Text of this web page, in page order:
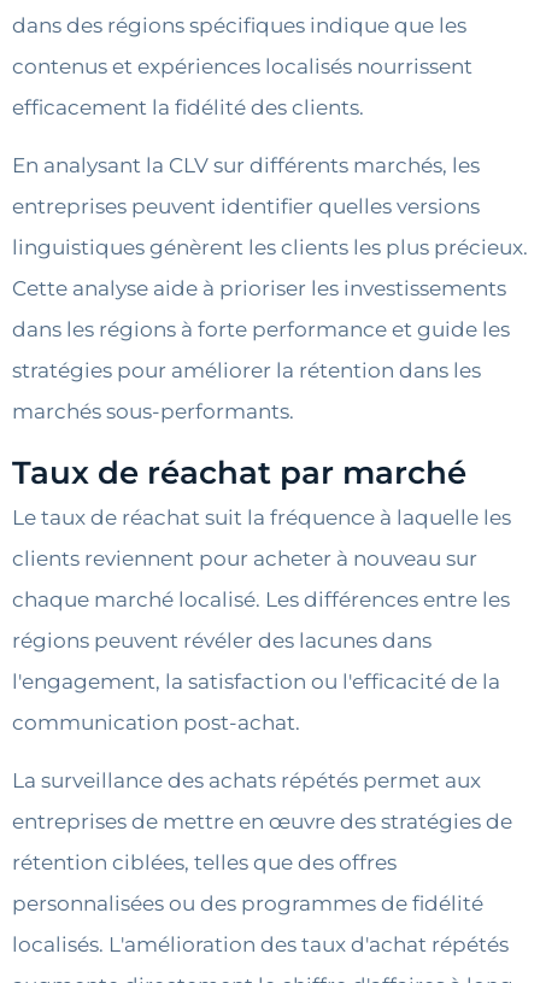
dans des régions spécifiques indique que les
contenus et expériences localisés nourrissent
efficacement la fidélité des clients.
En analysant la CLV sur différents marchés, les
entreprises peuvent identifier quelles versions
linguistiques génèrent les clients les plus précieux.
Cette analyse aide à prioriser les investissements
dans les régions à forte performance et guide les
stratégies pour améliorer la rétention dans les
marchés sous-performants.
Taux de réachat par marché
Le taux de réachat suit la fréquence à laquelle les
clients reviennent pour acheter à nouveau sur
chaque marché localisé. Les différences entre les
régions peuvent révéler des lacunes dans
l'engagement, la satisfaction ou l'efficacité de la
communication post-achat.
La surveillance des achats répétés permet aux
entreprises de mettre en œuvre des stratégies de
rétention ciblées, telles que des offres
personnalisées ou des programmes de fidélité
localisés. L'amélioration des taux d'achat répétés